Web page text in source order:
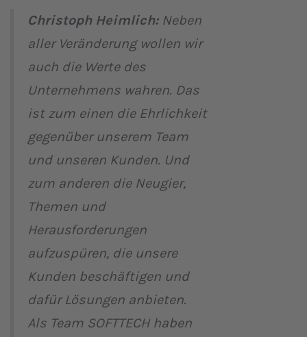
Christoph Heimlich:Neben
aller Veränderung wollen wir
auch die Werte des
Unternehmens wahren. Das
ist zum einen die Ehrlichkeit
gegenüber unserem Team
und unseren Kunden. Und
zum anderen die Neugier,
Themen und
Herausforderungen
aufzuspüren, die unsere
Kunden beschäftigen und
dafür Lösungen anbieten.
Als Team SOFTTECH haben